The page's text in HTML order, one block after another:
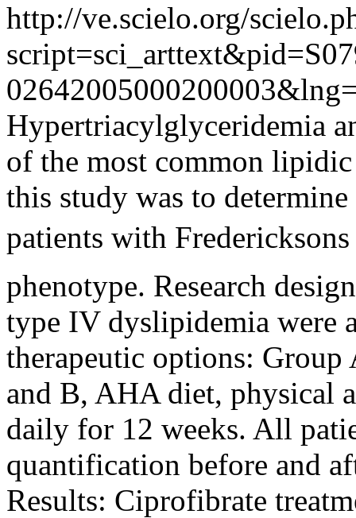
http://ve.scielo.org/
Hypertriacylglyceridemia
of the most common
this study was to
patients with
phenotype. Research
type IV dyslipidemia were
therapeutic options:
and B, AHA diet, physical
daily for 12 weeks. All
quantification before and
Results: Ciprofibrate